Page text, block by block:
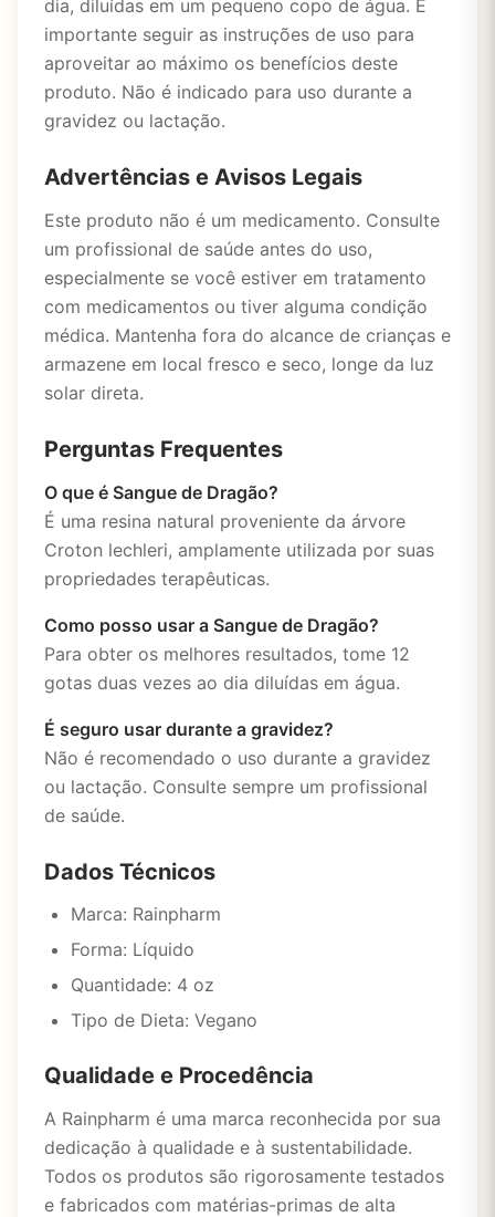
dia, diluídas em um pequeno copo de água. É
importante seguir as instruções de uso para
aproveitar ao máximo os benefícios deste
produto. Não é indicado para uso durante a
gravidez ou lactação.
Advertências e Avisos Legais
Este produto não é um medicamento. Consulte
um profissional de saúde antes do uso,
especialmente se você estiver em tratamento
com medicamentos ou tiver alguma condição
médica. Mantenha fora do alcance de crianças e
armazene em local fresco e seco, longe da luz
solar direta.
Perguntas Frequentes
O que é Sangue de Dragão?
É uma resina natural proveniente da árvore
Croton lechleri, amplamente utilizada por suas
propriedades terapêuticas.
Como posso usar a Sangue de Dragão?
Para obter os melhores resultados, tome 12
gotas duas vezes ao dia diluídas em água.
É seguro usar durante a gravidez?
Não é recomendado o uso durante a gravidez
ou lactação. Consulte sempre um profissional
de saúde.
Dados Técnicos
Marca: Rainpharm
Forma: Líquido
Quantidade: 4 oz
Tipo de Dieta: Vegano
Qualidade e Procedência
A Rainpharm é uma marca reconhecida por sua
dedicação à qualidade e à sustentabilidade.
Todos os produtos são rigorosamente testados
e fabricados com matérias-primas de alta